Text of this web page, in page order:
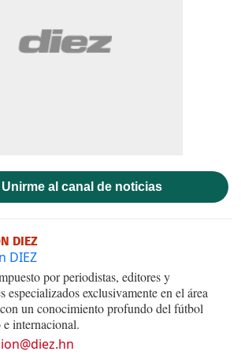
Unirme al canal de noticias
DIEZ
DIEZ
por periodistas, editores y
especializados exclusivamente en el área
un conocimiento profundo del fútbol
internacional.